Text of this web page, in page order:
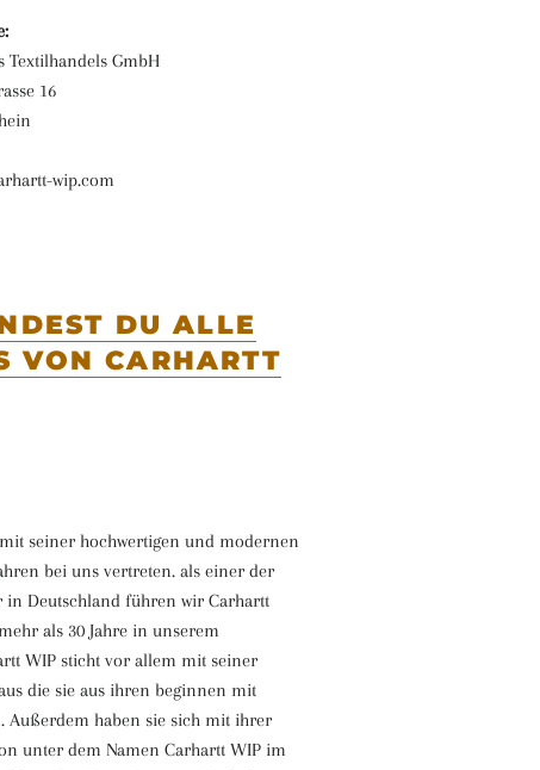
Textilhandels GmbH
16
wip.com
DU ALLE
VON CARHARTT
seiner hochwertigen und modernen
bei uns vertreten. als einer der
in Deutschland führen wir Carhartt
als 30 Jahre in unserem
WIP sticht vor allem mit seiner
die sie aus ihren beginnen mit
Außerdem haben sie sich mit ihrer
unter dem Namen Carhartt WIP im